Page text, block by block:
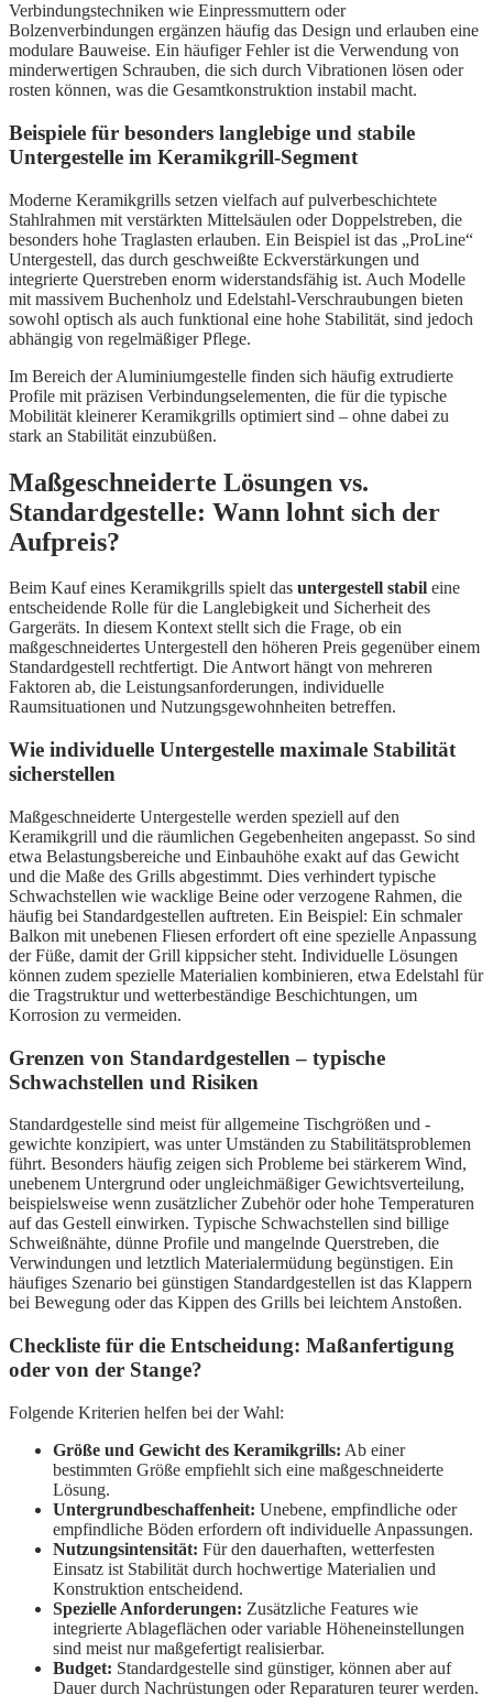
Verbindungstechniken wie Einpressmuttern oder
Bolzenverbindungen ergänzen häufig das Design und erlauben eine
modulare Bauweise. Ein häufiger Fehler ist die Verwendung von
minderwertigen Schrauben, die sich durch Vibrationen lösen oder
rosten können, was die Gesamtkonstruktion instabil macht.
Beispiele für besonders langlebige und stabile
Untergestelle im Keramikgrill-Segment
Moderne Keramikgrills setzen vielfach auf pulverbeschichtete
Stahlrahmen mit verstärkten Mittelsäulen oder Doppelstreben, die
besonders hohe Traglasten erlauben. Ein Beispiel ist das „ProLine“
Untergestell, das durch geschweißte Eckverstärkungen und
integrierte Querstreben enorm widerstandsfähig ist. Auch Modelle
mit massivem Buchenholz und Edelstahl-Verschraubungen bieten
sowohl optisch als auch funktional eine hohe Stabilität, sind jedoch
abhängig von regelmäßiger Pflege.
Im Bereich der Aluminiumgestelle finden sich häufig extrudierte
Profile mit präzisen Verbindungselementen, die für die typische
Mobilität kleinerer Keramikgrills optimiert sind – ohne dabei zu
stark an Stabilität einzubüßen.
Maßgeschneiderte Lösungen vs.
Standardgestelle: Wann lohnt sich der
Aufpreis?
Beim Kauf eines Keramikgrills spielt das untergestell stabil eine
entscheidende Rolle für die Langlebigkeit und Sicherheit des
Gargeräts. In diesem Kontext stellt sich die Frage, ob ein
maßgeschneidertes Untergestell den höheren Preis gegenüber einem
Standardgestell rechtfertigt. Die Antwort hängt von mehreren
Faktoren ab, die Leistungsanforderungen, individuelle
Raumsituationen und Nutzungsgewohnheiten betreffen.
Wie individuelle Untergestelle maximale Stabilität
sicherstellen
Maßgeschneiderte Untergestelle werden speziell auf den
Keramikgrill und die räumlichen Gegebenheiten angepasst. So sind
etwa Belastungsbereiche und Einbauhöhe exakt auf das Gewicht
und die Maße des Grills abgestimmt. Dies verhindert typische
Schwachstellen wie wacklige Beine oder verzogene Rahmen, die
häufig bei Standardgestellen auftreten. Ein Beispiel: Ein schmaler
Balkon mit unebenen Fliesen erfordert oft eine spezielle Anpassung
der Füße, damit der Grill kippsicher steht. Individuelle Lösungen
können zudem spezielle Materialien kombinieren, etwa Edelstahl für
die Tragstruktur und wetterbeständige Beschichtungen, um
Korrosion zu vermeiden.
Grenzen von Standardgestellen – typische
Schwachstellen und Risiken
Standardgestelle sind meist für allgemeine Tischgrößen und -
gewichte konzipiert, was unter Umständen zu Stabilitätsproblemen
führt. Besonders häufig zeigen sich Probleme bei stärkerem Wind,
unebenem Untergrund oder ungleichmäßiger Gewichtsverteilung,
beispielsweise wenn zusätzlicher Zubehör oder hohe Temperaturen
auf das Gestell einwirken. Typische Schwachstellen sind billige
Schweißnähte, dünne Profile und mangelnde Querstreben, die
Verwindungen und letztlich Materialermüdung begünstigen. Ein
häufiges Szenario bei günstigen Standardgestellen ist das Klappern
bei Bewegung oder das Kippen des Grills bei leichtem Anstoßen.
Checkliste für die Entscheidung: Maßanfertigung
oder von der Stange?
Folgende Kriterien helfen bei der Wahl:
Größe und Gewicht des Keramikgrills: Ab einer
bestimmten Größe empfiehlt sich eine maßgeschneiderte
Lösung.
Untergrundbeschaffenheit: Unebene, empfindliche oder
empfindliche Böden erfordern oft individuelle Anpassungen.
Nutzungsintensität: Für den dauerhaften, wetterfesten
Einsatz ist Stabilität durch hochwertige Materialien und
Konstruktion entscheidend.
Spezielle Anforderungen: Zusätzliche Features wie
integrierte Ablageflächen oder variable Höheneinstellungen
sind meist nur maßgefertigt realisierbar.
Budget: Standardgestelle sind günstiger, können aber auf
Dauer durch Nachrüstungen oder Reparaturen teurer werden.